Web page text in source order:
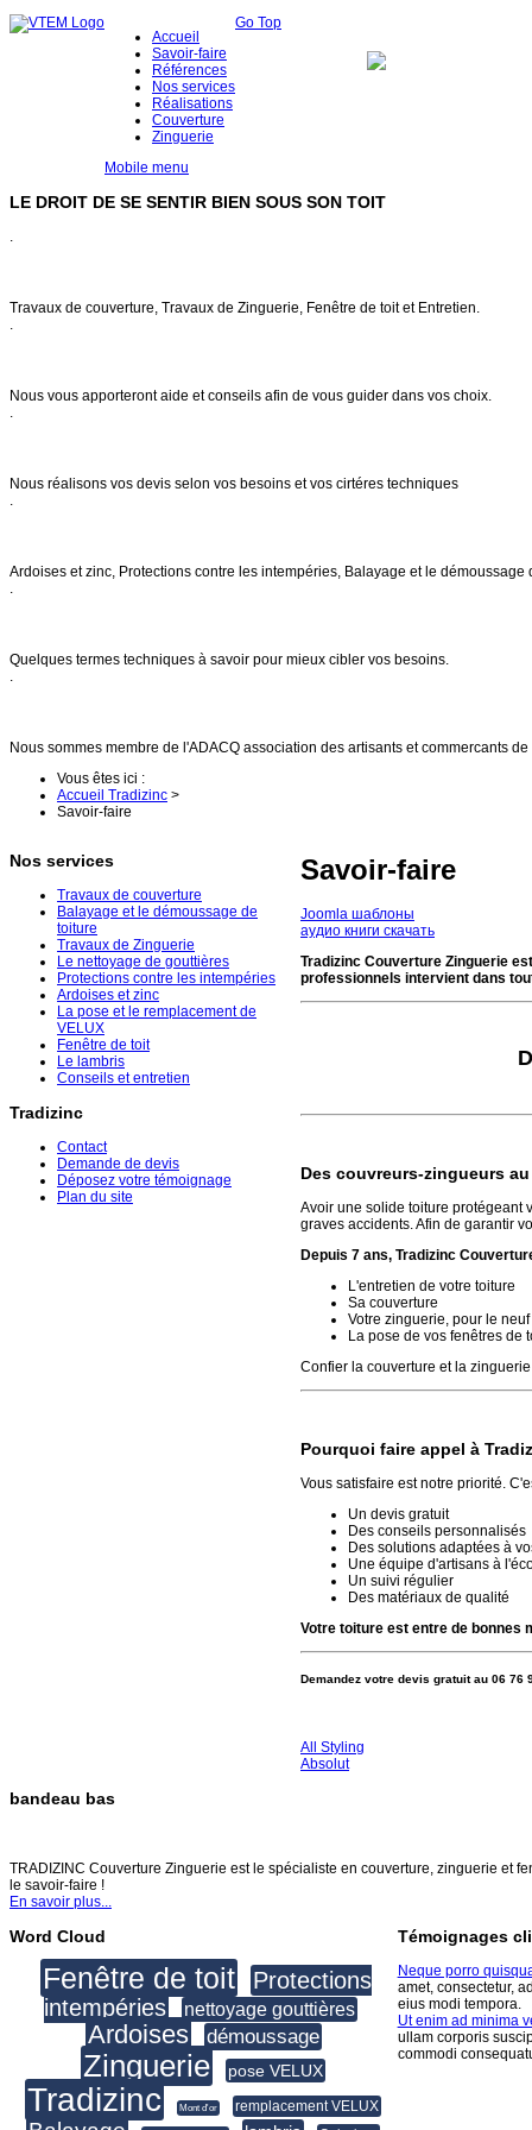
Accueil
Savoir-faire
Références
Nos services
Réalisations
Couverture
Zinguerie
Mobile menu
LE DROIT DE SE SENTIR BIEN SOUS SON TOIT
.
Travaux de couverture, Travaux de Zinguerie, Fenêtre de toit et Entretien.
.
Nous vous apporteront aide et conseils afin de vous guider dans vos choix.
.
Nous réalisons vos devis selon vos besoins et vos cirtéres techniques
Ardoises et zinc, Protections contre les intempéries, Balayage et le
Quelques termes techniques à savoir pour mieux cibler vos besoins.
Nous sommes membre de l'ADACQ association des artisants et commercants
Vous êtes ici :
Accueil Tradizinc >
Savoir-faire
Nos services
Travaux de couverture
Balayage et le démoussage de
toiture
Travaux de Zinguerie
Le nettoyage de gouttières
Protections contre les intempéries
Ardoises et zinc
La pose et le remplacement de
VELUX
Fenêtre de toit
Le lambris
Conseils et entretien
Tradizinc
Contact
Demande de devis
Déposez votre témoignage
Plan du site
Savoir-faire
Joomla шаблоны
аудио книги скачать
Tradizinc Couverture Zinguerie
professionnels intervient dans
Des couvreurs-zingueurs
Avoir une solide toiture protégeant
graves accidents. Afin de garantir
Depuis 7 ans, Tradizinc
L'entretien de votre toiture
Sa couverture
Votre zinguerie, pour le
La pose de vos fenêtres de
Confier la couverture et la
Pourquoi faire appel à
Vous satisfaire est notre priorité.
Un devis gratuit
Des conseils personnalisés
Des solutions adaptées à
Une équipe d'artisans à
Un suivi régulier
Des matériaux de qualité
Votre toiture est entre de bonnes
Demandez votre devis gratuit au 06 76
All Styling
Absolut
bandeau bas
TRADIZINC Couverture Zinguerie est le spécialiste en couverture, zinguerie et
le savoir-faire !
En savoir plus...
Word Cloud
Fenêtre de toit
Protections
intempéries
nettoyage gouttières
Ardoises démoussage
Zinguerie pose VELUX
Tradizinc Mont d'or remplacement VELUX
Témoignages
Neque porro
amet, consectetur,
eius modi tempora.
Ut enim ad minima
ullam corporis
commodi
Go Top